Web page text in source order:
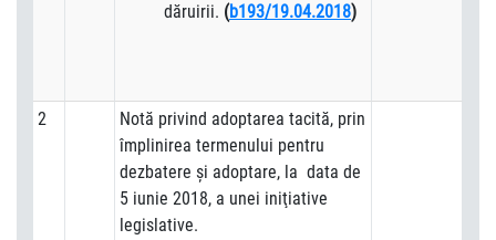
dăruirii. (b193/19.04.2018)
2
Notă privind adoptarea tacită, prin
împlinirea termenului pentru
dezbatere şi adoptare, la data de
5 iunie 2018, a unei iniţiative
legislative.